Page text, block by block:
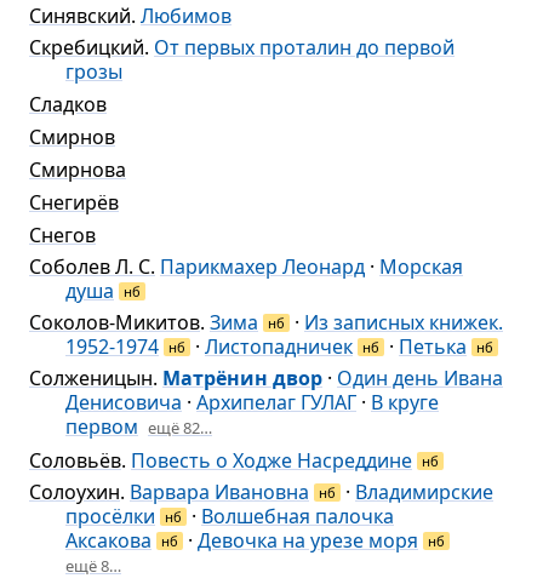
Синявский. Любимов
Скребицкий. От первых проталин до первой
грозы
Сладков
Смирнов
Смирнова
Снегирёв
Снегов
Соболев Л. С. Парикмахер Леонард · Морская
душа
нб
Соколов-Микитов. Зима нб · Из записных книжек.
1952-1974 нб · Листопадничек нб · Петька нб
Солженицын. Матрёнин двор · Один день Ивана
Денисовича · Архипелаг ГУЛАГ · В круге
первом ещё 82…
Соловьёв. Повесть о Ходже Насреддине нб
Солоухин. Варвара Ивановна нб · Владимирские
просёлки
нб · Волшебная палочка
Аксакова
нб · Девочка на урезе моря нб
ещё 8…